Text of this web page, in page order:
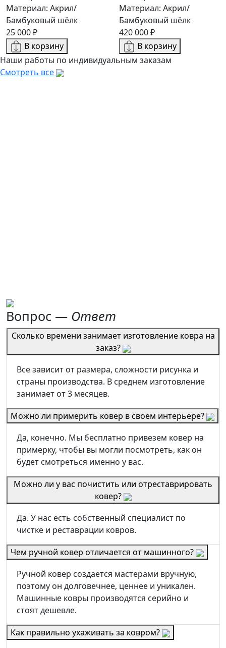
Материал: Акрил/
Бамбуковый шёлк
25 000 ₽
В корзину
Материал: Акрил/
Бамбуковый шёлк
420 000 ₽
В корзину
Наши работы по индивидуальным заказам
Смотреть все
Вопрос — Ответ
Сколько времени занимает изготовление ковра на
заказ?
Все зависит от размера, сложности рисунка и
страны производства. В среднем изготовление
занимает от 3 месяцев.
Можно ли примерить ковер в своем интерьере?
Да, конечно. Мы бесплатно привезем ковер на
примерку, чтобы вы могли посмотреть, как он
будет смотреться именно у вас.
Можно ли у вас почистить или отреставрировать
ковер?
Да. У нас есть собственный специалист по
чистке и реставрации ковров.
Чем ручной ковер отличается от машинного?
Ручной ковер создается мастерами вручную,
поэтому он долговечнее, ценнее и уникален.
Машинные ковры производятся серийно и
стоят дешевле.
Как правильно ухаживать за ковром?